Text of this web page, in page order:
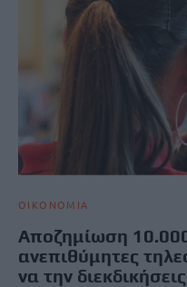
ΟΙΚΟΝΟΜΙΑ
Αποζημίωση
ανεπιθύμητες
να την διεκδικήσεις